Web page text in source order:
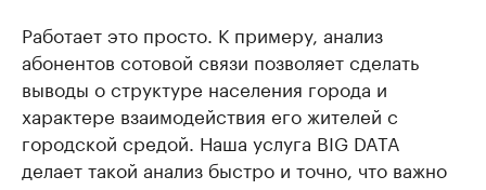
Работает это просто. К примеру, анализ
абонентов сотовой связи позволяет сделать
выводы о структуре населения города и
характере взаимодействия его жителей с
городской средой. Наша услуга BIG DATA
делает такой анализ быстро и точно, что важно